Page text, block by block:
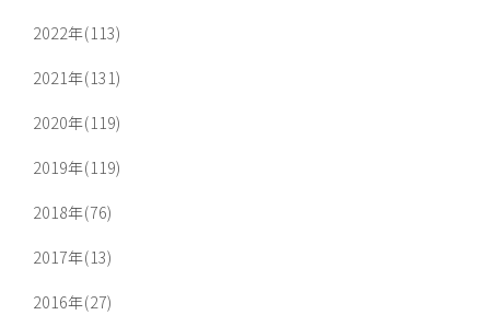
2022年(113)
2021年(131)
2020年(119)
2019年(119)
2018年(76)
2017年(13)
2016年(27)